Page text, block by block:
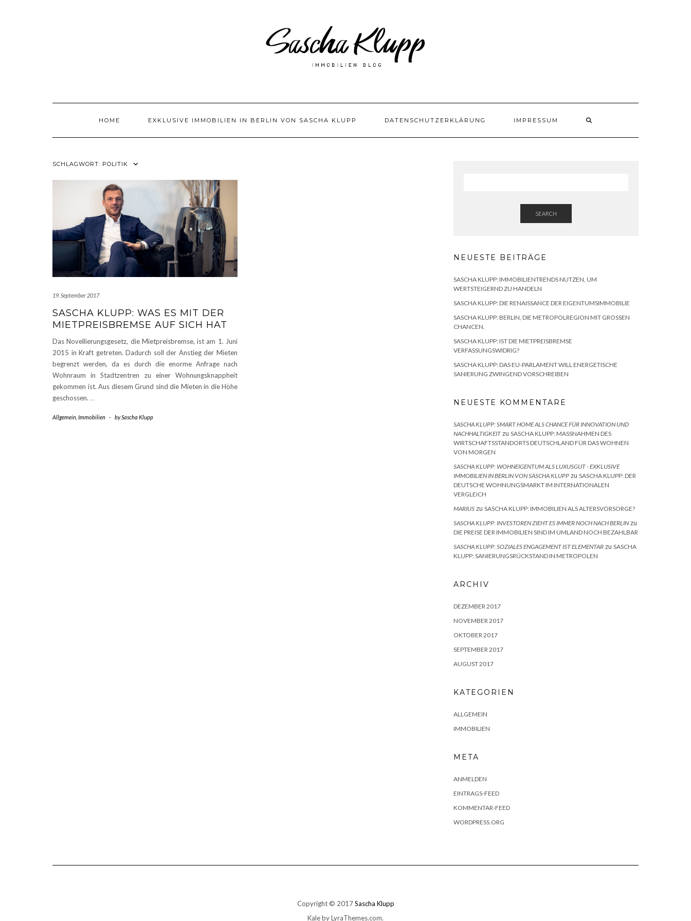
HOME EXKLUSIVE IMMOBILIEN IN BERLIN VON SASCHA KLUPP DATENSCHUTZERKLÄRUNG IMPRESSUM
SCHLAGWORT: POLITIK
19. September 2017
SASCHA KLUPP: WAS ES MIT DER
MIETPREISBREMSE AUF SICH HAT
Das Novellierungsgesetz, die Mietpreisbremse, ist am 1. Juni
2015 in Kraft getreten. Dadurch soll der Anstieg der Mieten
begrenzt werden, da es durch die enorme Anfrage nach
Wohnraum in Stadtzentren zu einer Wohnungsknappheit
gekommen ist. Aus diesem Grund sind die Mieten in die Höhe
geschossen. …
Allgemein Immobilien - bySascha Klupp
SEARCH
NEUESTE BEITRÄGE
SASCHA KLUPP: IMMOBILIENTRENDS NUTZEN, UM
WERTSTEIGERND ZU HANDELN
SASCHA KLUPP: DIE RENAISSANCE DER EIGENTUMSIMMOBILIE
SASCHA KLUPP: BERLIN, DIE METROPOLREGION MIT GROSSEN C
HANCEN.
SASCHA KLUPP: IST DIE MIETPREISBREMSE
VERFASSUNGSWIDRIG?
SASCHA KLUPP: DAS EU-PARLAMENT WILL ENERGETISCHE
SANIERUNG ZWINGEND VORSCHREIBEN
NEUESTE KOMMENTARE
SASCHA KLUPP: SMART HOME ALS CHANCE FÜR INNOVATION UND
NACHHALTIGKEIT zu SASCHA KLUPP: MASSNAHMEN DES W
IRTSCHAFTSSTANDORTS DEUTSCHLAND FÜR DAS WOHNEN V
ON MORGEN
SASCHA KLUPP: WOHNEIGENTUM ALS LUXUSGUT - EXKLUSIVE
IMMOBILIEN IN BERLIN VON SASCHA KLUPP zu SASCHA KLUPP: DER
DEUTSCHE WOHNUNGSMARKT IM INTERNATIONALEN
VERGLEICH
MARIUS zu SASCHA KLUPP: IMMOBILIEN ALS ALTERSVORSORGE?
SASCHA KLUPP: INVESTOREN ZIEHT ES IMMER NOCH NACH BERLIN zu
DIE PREISE DER IMMOBILIEN SIND IM UMLAND NOCH BEZAHLBAR
SASCHA KLUPP: SOZIALES ENGAGEMENT IST ELEMENTAR zu SASCHA
KLUPP: SANIERUNGSRÜCKSTAND IN METROPOLEN
ARCHIV
DEZEMBER 2017
NOVEMBER 2017
OKTOBER 2017
SEPTEMBER 2017
AUGUST 2017
KATEGORIEN
ALLGEMEIN
IMMOBILIEN
META
ANMELDEN
EINTRAGS-FEED
KOMMENTAR-FEED
WORDPRESS.ORG
Copyright © 2017Sascha Klupp
Kaleby LyraThemes.com.